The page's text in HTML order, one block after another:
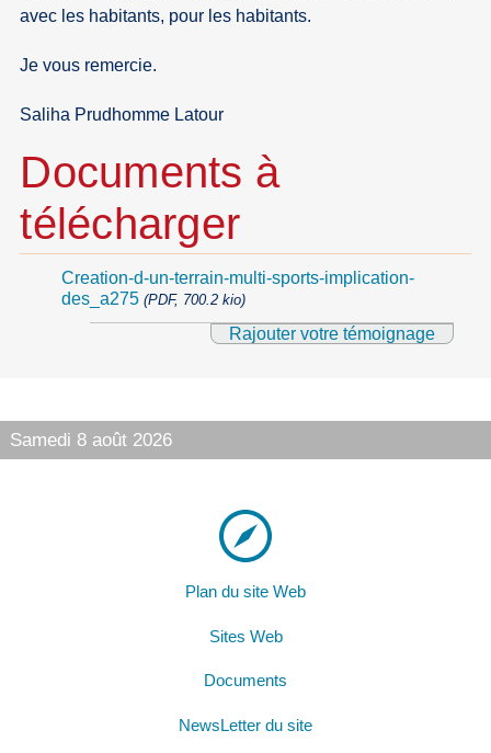
avec les habitants, pour les habitants.
Je vous remercie.
Saliha Prudhomme Latour
Documents à
télécharger
Creation-d-un-terrain-multi-sports-implication-
des_a275 (PDF, 700.2 kio)
Rajouter votre témoignage
Samedi 8 août 2026
Plan du site Web
Sites Web
Documents
NewsLetter du site